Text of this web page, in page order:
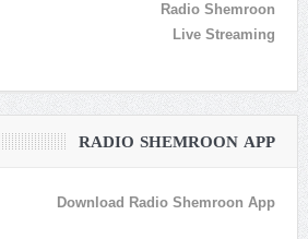
Radio Shemroon
Live Streaming
RADIO SHEMROON APP
Download Radio Shemroon App